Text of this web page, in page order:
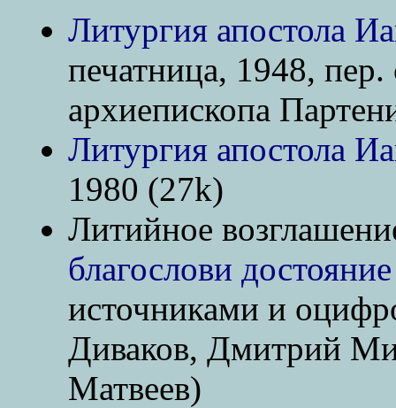
Литургия апостола
печатница, 1948, пер.
архиепископа
Литургия апостола
1980 (27k)
Литийное
благослови
источниками и
Диваков, Дмитрий
Матвеев)